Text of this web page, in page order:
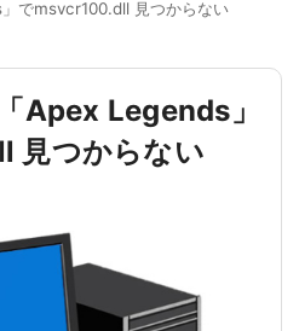
でmsvcr100.dll 見つからない
Apex Legends」
見つからない